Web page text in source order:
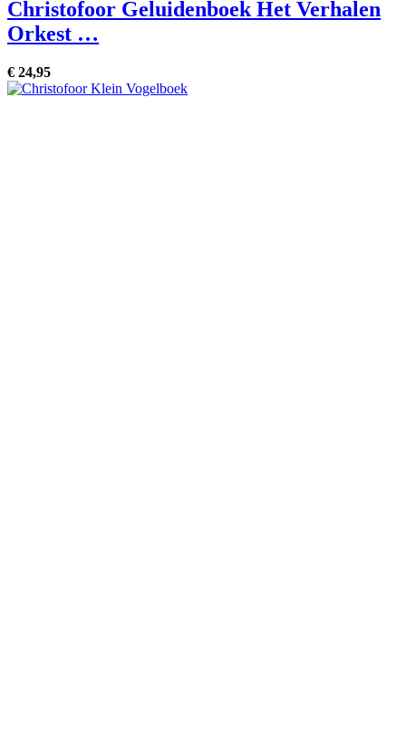
Christofoor Geluidenboek Het Verhalen
Orkest …
€ 24,95